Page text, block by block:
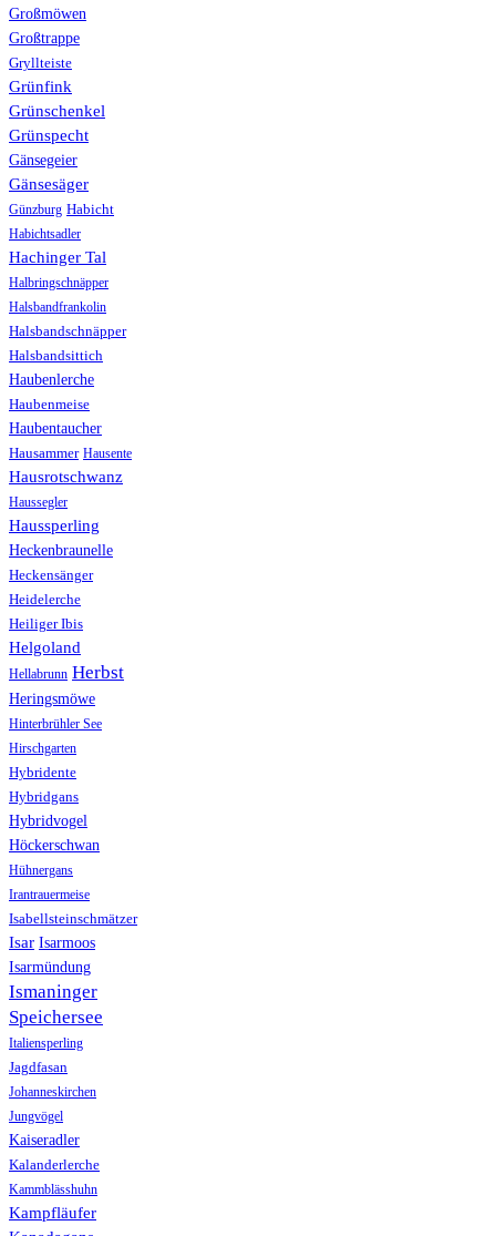
Großmöwen
Großtrappe
Gryllteiste
Grünfink
Grünschenkel
Grünspecht
Gänsegeier
Gänsesäger
Günzburg Habicht
Habichtsadler
Hachinger Tal
Halbringschnäpper
Halsbandfrankolin
Halsbandschnäpper
Halsbandsittich
Haubenlerche
Haubenmeise
Haubentaucher
Hausammer Hausente
Hausrotschwanz
Haussegler
Haussperling
Heckenbraunelle
Heckensänger
Heidelerche
Heiliger Ibis
Helgoland
Hellabrunn Herbst
Heringsmöwe
Hinterbrühler See
Hirschgarten
Hybridente
Hybridgans
Hybridvogel
Höckerschwan
Hühnergans
Irantrauermeise
Isabellsteinschmätzer
Isar Isarmoos
Isarmündung
Ismaninger
Speichersee
Italiensperling
Jagdfasan
Johanneskirchen
Jungvögel
Kaiseradler
Kalanderlerche
Kammblässhuhn
Kampfläufer